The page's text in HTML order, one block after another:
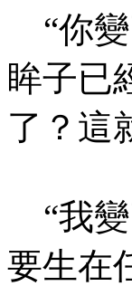
“你變
眸子已
了？這
“我變
要生在